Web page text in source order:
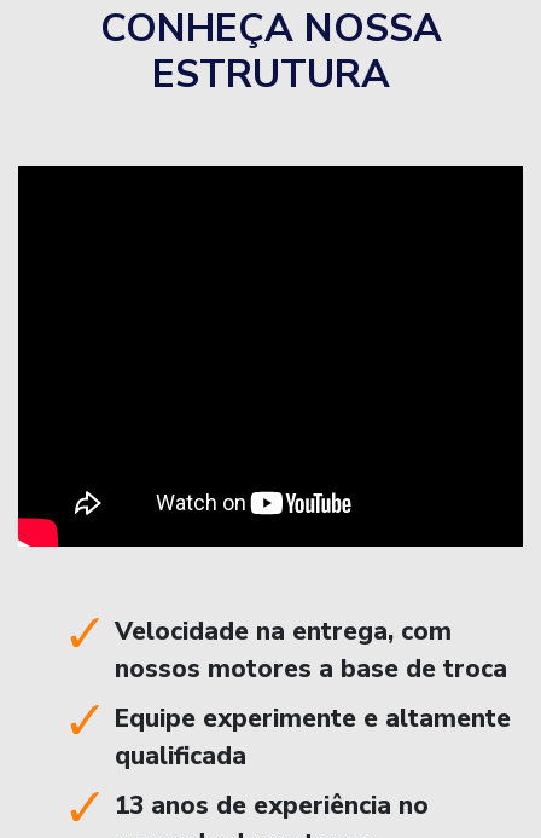
CONHEÇA NOSSA
ESTRUTURA
Velocidade na entrega, com
nossos motores a base de troca
Equipe experimente e altamente
qualificada
13 anos de experiência no